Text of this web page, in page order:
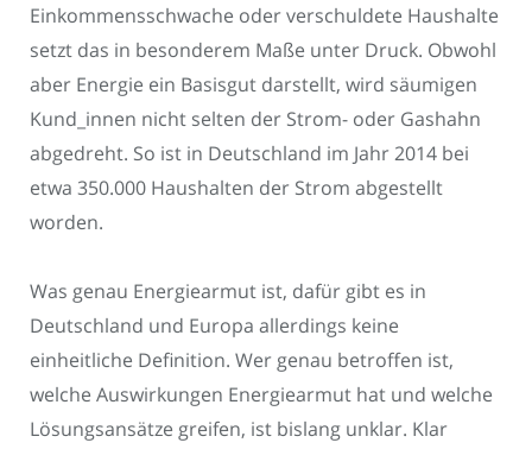
Einkommensschwache oder verschuldete Haushalte
setzt das in besonderem Maße unter Druck. Obwohl
aber Energie ein Basisgut darstellt, wird säumigen
Kund_innen nicht selten der Strom- oder Gashahn
abgedreht. So ist in Deutschland im Jahr 2014 bei
etwa 350.000 Haushalten der Strom abgestellt
worden.
Was genau Energiearmut ist, dafür gibt es in
Deutschland und Europa allerdings keine
einheitliche Definition. Wer genau betroffen ist,
welche Auswirkungen Energiearmut hat und welche
Lösungsansätze greifen, ist bislang unklar. Klar